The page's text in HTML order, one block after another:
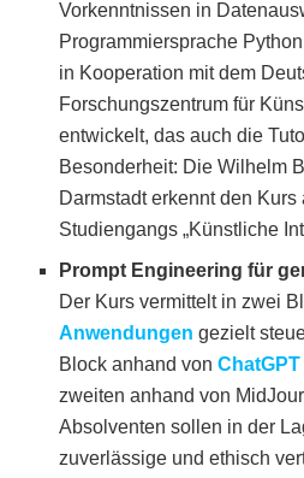
Vorkenntnissen in
Programmiersprache
in Kooperation mit dem
Forschungszentrum für
entwickelt, das auch die
Besonderheit: Die Wilhelm
Darmstadt erkennt den
Studiengangs „Künstliche
Prompt Engineering für
Der Kurs vermittelt in zwei
Anwendungen gezielt
Block anhand vonChatGPT
zweiten anhand von
Absolventen sollen in der
zuverlässige und ethisch